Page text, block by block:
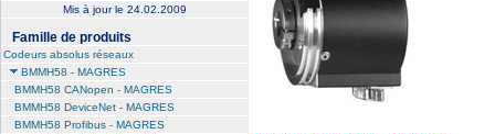
Mis à jour le 24.02.2009
Famille de produits
Codeurs absolus réseaux
BMMH58 - MAGRES
BMMH58 CANopen - MAGRES
BMMH58 DeviceNet - MAGRES
BMMH58 Profibus - MAGRES